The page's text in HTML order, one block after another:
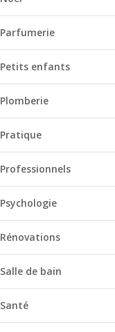
Parfumerie
Petits enfants
Plomberie
Pratique
Professionnels
Psychologie
Rénovations
Salle de bain
Santé